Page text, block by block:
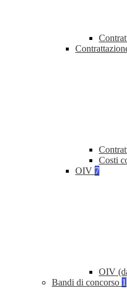
Costi
OIV 7
OIV
Bandi di concorso 1